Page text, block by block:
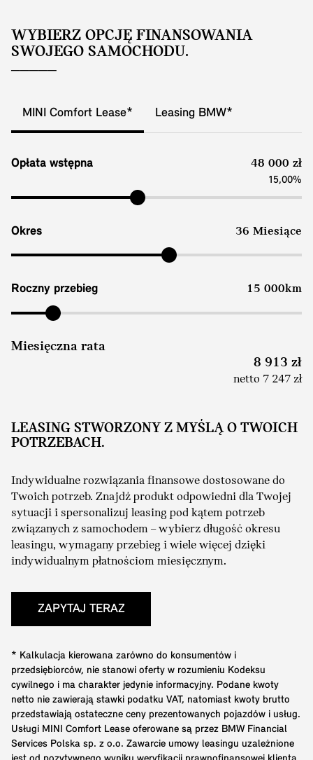
WYBIERZ OPCJĘ FINANSOWANIA
SWOJEGO SAMOCHODU.
MINI Comfort Lease* Leasing BMW*
Opłata wstępna 48 000 zł
15,00%
Okres 36 Miesiące
Roczny przebieg 15 000km
Miesięczna rata
8 913 zł
netto 7 247 zł
LEASING STWORZONY Z MYŚLĄ O TWOICH
POTRZEBACH.
Indywidualne rozwiązania finansowe dostosowane do
Twoich potrzeb. Znajdź produkt odpowiedni dla Twojej
sytuacji i spersonalizuj leasing pod kątem potrzeb
związanych z samochodem – wybierz długość okresu
leasingu, wymagany przebieg i wiele więcej dzięki
indywidualnym płatnościom miesięcznym.
ZAPYTAJ TERAZ
* Kalkulacja kierowana zarówno do konsumentów i
przedsiębiorców, nie stanowi oferty w rozumieniu Kodeksu
cywilnego i ma charakter jedynie informacyjny. Podane kwoty
netto nie zawierają stawki podatku VAT, natomiast kwoty brutto
przedstawiają ostateczne ceny prezentowanych pojazdów i usług.
Usługi MINI Comfort Lease oferowane są przez BMW Financial
Services Polska sp. z o.o. Zawarcie umowy leasingu uzależnione